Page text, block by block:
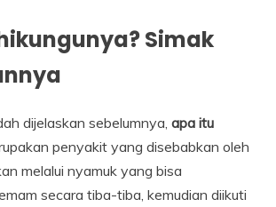
Simak
dijelaskan sebelumnya, apa itu
penyakit yang disebabkan oleh
melalui nyamuk yang bisa
secara tiba-tiba, kemudian diikuti